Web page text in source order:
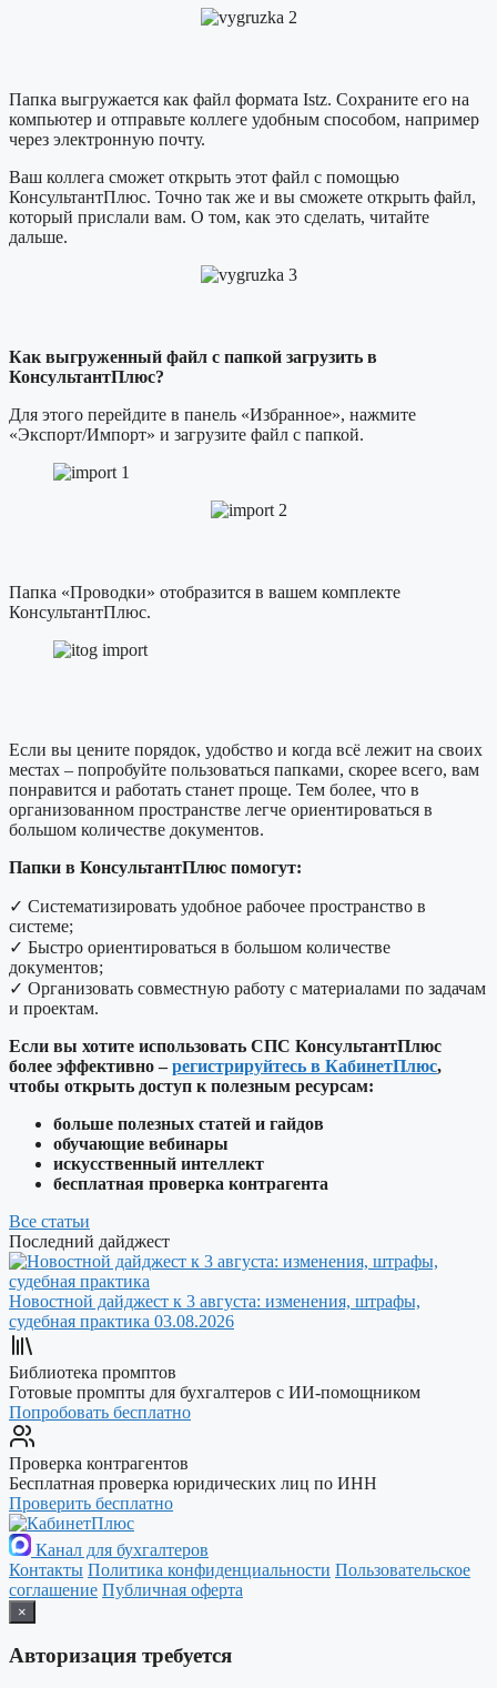
Папка выгружается как файл формата Istz. Сохраните его на
компьютер и отправьте коллеге удобным способом, например
через электронную почту.
Ваш коллега сможет открыть этот файл с помощью
КонсультантПлюс. Точно так же и вы сможете открыть файл,
который прислали вам. О том, как это сделать, читайте
дальше.
Как выгруженный файл с папкой загрузить в
КонсультантПлюс?
Для этого перейдите в панель «Избранное», нажмите
«Экспорт/Импорт» и загрузите файл с папкой.
Папка «Проводки» отобразится в вашем комплекте
КонсультантПлюс.
Если вы цените порядок, удобство и когда всё лежит на своих
местах – попробуйте пользоваться папками, скорее всего, вам
понравится и работать станет проще. Тем более, что в
организованном пространстве легче ориентироваться в
большом количестве документов.
Папки в КонсультантПлюс помогут:
✓ Систематизировать удобное рабочее пространство в
системе;
✓ Быстро ориентироваться в большом количестве
документов;
✓ Организовать совместную работу с материалами по задачам
и проектам.
Если вы хотите использовать СПС КонсультантПлюс
более эффективно –регистрируйтесь в КабинетПлюс,
чтобы открыть доступ к полезным ресурсам:
больше полезных статей и гайдов
обучающие вебинары
искусственный интеллект
бесплатная проверка контрагента
Все статьи
Последний дайджест
Новостной дайджест к 3 августа: изменения, штрафы,
судебная практика 03.08.2026
Библиотека промптов
Готовые промпты для бухгалтеров с ИИ-помощником
Попробовать бесплатно
Проверка контрагентов
Бесплатная проверка юридических лиц по ИНН
Проверить бесплатно
Канал для бухгалтеров
Контакты Политика конфиденциальности Пользовательское
соглашение Публичная оферта
×
Авторизация требуется